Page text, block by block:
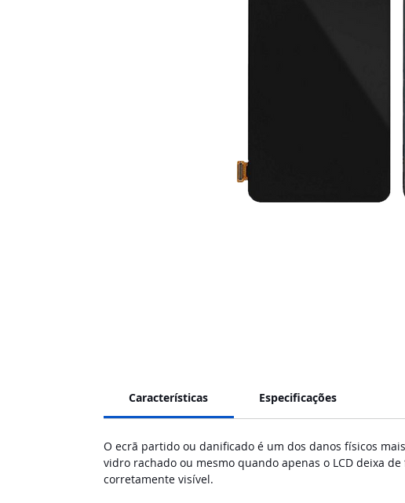
Características Especificações
O ecrã partido ou danificado é um dos danos físicos
vidro rachado ou mesmo quando apenas o LCD deixa
corretamente visível.